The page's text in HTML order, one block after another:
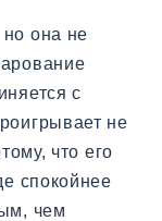
она не
с
не
что его
спокойнее
чем